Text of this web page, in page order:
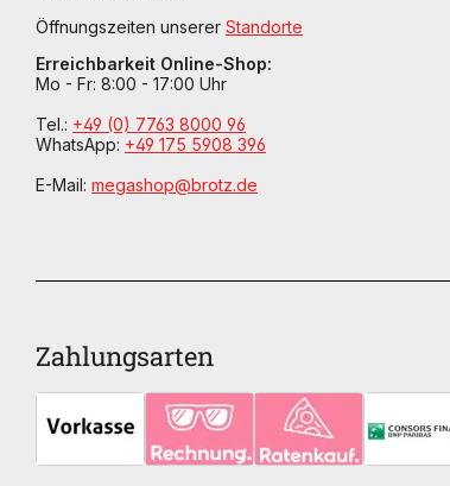
Öffnungszeiten unserer Standorte
Erreichbarkeit Online-Shop:
Mo - Fr: 8:00 - 17:00 Uhr
Tel.: +49 (0) 7763 8000 96
WhatsApp: +49 175 5908 396
E-Mail: megashop@brotz.de
Zahlungsarten